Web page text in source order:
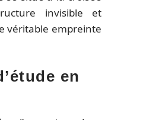
invisible et
véritable empreinte
en